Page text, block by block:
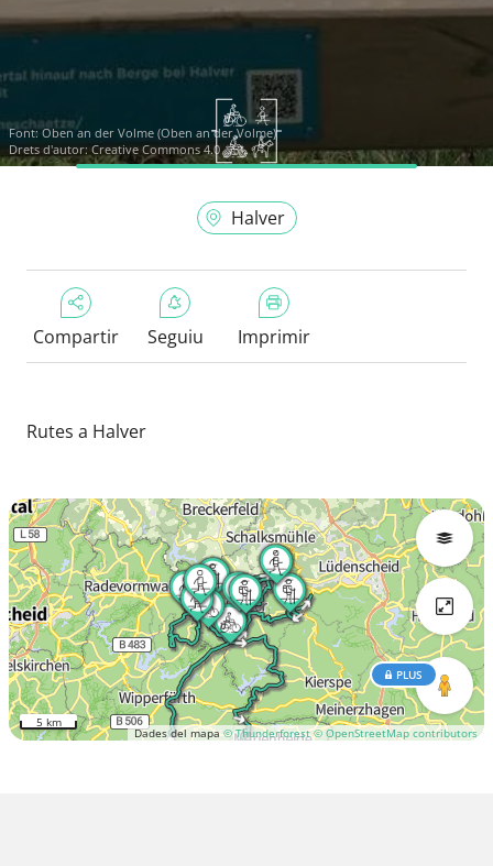
Font:Oben an der Volme (Oben an der Volme)
Drets d'autor: Creative Commons 4.0
Halver
Compartir Seguiu Imprimir
Rutes a Halver
Dades del mapa© Thunderforest © OpenStreetMap contributors
PLUS
5 km